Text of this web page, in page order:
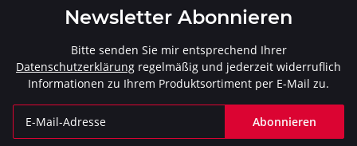
Newsletter Abonnieren
Bitte senden Sie mir entsprechend Ihrer
Datenschutzerklärung regelmäßig und jederzeit widerruflich
Informationen zu Ihrem Produktsortiment per E-Mail zu.
Abonnieren